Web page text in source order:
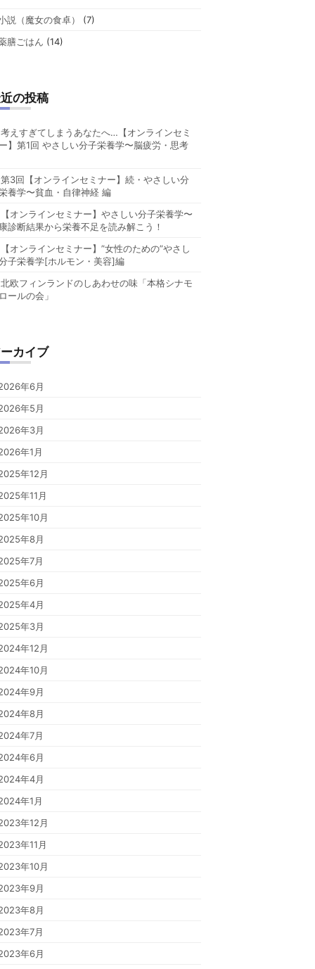
説（魔女の食卓）
(7)
膳ごはん (14)
の投稿
考えすぎてしまうあなたへ…【オンラインセミ
】第1回 やさしい分子栄養学〜脳疲労・思考
第3回【オンラインセミナー】続・やさしい分
養学〜貧血・自律神経 編
【オンラインセミナー】やさしい分子栄養学〜
診断結果から栄養不足を読み解こう！
【オンラインセミナー】”女性のための”やさし
子栄養学[ホルモン・美容]編
北欧フィンランドのしあわせの味「本格シナモ
ールの会」
カイブ
年6月
年5月
年3月
年1月
年12月
年11月
年10月
年8月
年7月
年6月
年4月
年3月
年12月
年10月
年9月
年8月
年7月
年6月
年4月
年1月
年12月
年11月
年10月
年9月
年8月
年7月
年6月